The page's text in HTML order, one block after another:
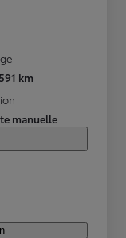
km
manuelle